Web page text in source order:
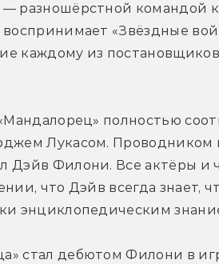
разношёрстной командой
«Звёздные
каждому из
полностью
Лукасом. Проводником
Дэйв Филони. Все актёры и
что Дэйв всегда знает,
энциклопедическим
стал дебютом Филони в